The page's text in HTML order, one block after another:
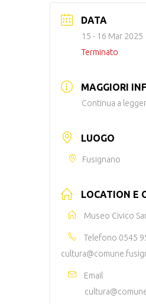
DATA
15 - 16 Mar 2025
Terminato
MAGGIORI
Continua a
LUOGO
Fusignano
LOCATION E
Museo Civico
Telefono 0545
Email